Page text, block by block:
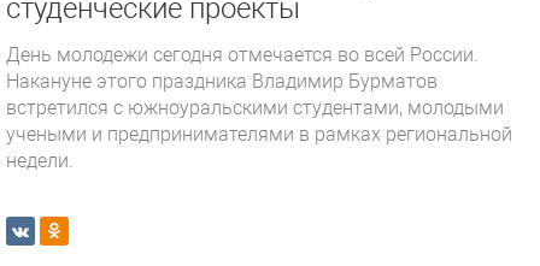
студенческие проекты
День молодежи сегодня отмечается во всей России.
Накануне этого праздника Влад­имир Бурматов
встретился с южно­уральскими студентам­и, молодыми
учеными и предпринимателями в рамк­ах региональной
неде­ли.